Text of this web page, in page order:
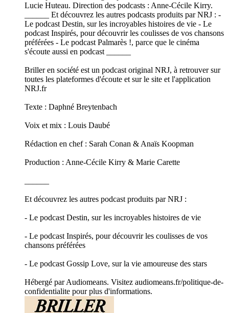
Lucie Huteau. Direction des podcasts : Anne-Cécile Kirry.
______ Et découvrez les autres podcasts produits par NRJ : -
Le podcast Destin, sur les incroyables histoires de vie - Le
podcast Inspirés, pour découvrir les coulisses de vos chansons
préférées - Le podcast Palmarès !, parce que le cinéma
s'écoute aussi en podcast ______
Briller en société est un podcast original NRJ, à retrouver sur
toutes les plateformes d'écoute et sur le site et l'application
NRJ.fr
Texte : Daphné Breytenbach
Voix et mix : Louis Daubé
Rédaction en chef : Sarah Conan & Anaïs Koopman
Production : Anne-Cécile Kirry & Marie Carette
Et découvrez les autres podcast produits par NRJ :
- Le podcast Destin, sur les incroyables histoires de vie
- Le podcast Inspirés, pour découvrir les coulisses de vos
chansons préférées
- Le podcast Gossip Love, sur la vie amoureuse des stars
Hébergé par Audiomeans. Visitez audiomeans.fr/politique-de-
confidentialite pour plus d'informations.